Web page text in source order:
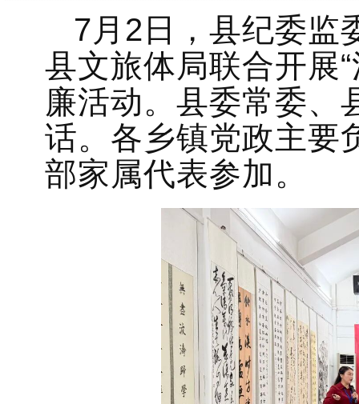
7月2日，县纪委监
县文旅体局联合开展
廉活动。县委常委、
话。各乡镇党政主要
部家属代表参加。